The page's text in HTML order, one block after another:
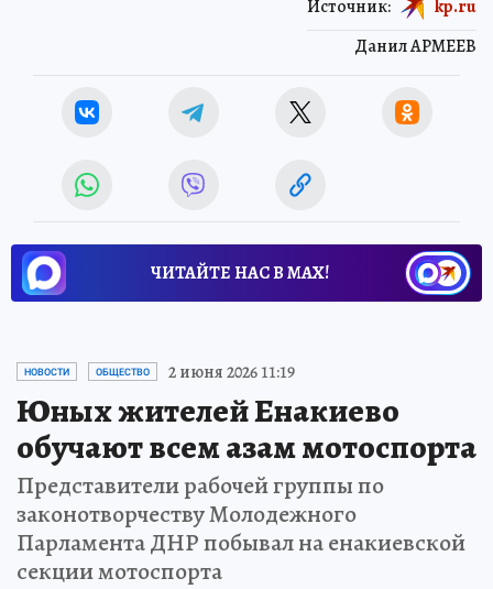
Данил АРМЕЕВ
Источник: kp.ru
ЧИТАЙТЕ НАС В МАХ!
НОВОСТИ ОБЩЕСТВО 2 июня 2026 11:19
Юных жителей Енакиево
обучают всем азам мотоспорта
Представители рабочей группы по
законотворчеству Молодежного
Парламента ДНР побывал на енакиевской
секции мотоспорта